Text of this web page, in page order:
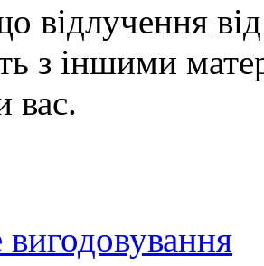
відлучення
з іншими
вас.
вигодовування